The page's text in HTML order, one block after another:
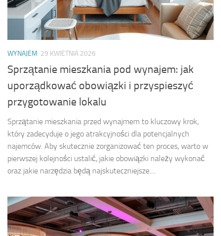
WYNAJEM 29 KWIETNIA 2026
Sprzątanie mieszkania pod wynajem: jak
uporządkować obowiązki i przyspieszyć
przygotowanie lokalu
Sprzątanie mieszkania przed wynajmem to kluczowy krok,
który zadecyduje o jego atrakcyjności dla potencjalnych
najemców. Aby skutecznie zorganizować ten proces, warto w
pierwszej kolejności ustalić, jakie obowiązki należy wykonać
oraz jakie narzędzia będą najskuteczniejsze....